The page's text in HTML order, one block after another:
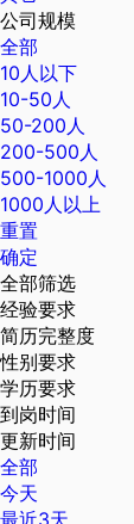
公司规模
全部
10人以下
10-50人
50-200人
200-500人
500-1000人
1000人以上
重置
确定
全部筛选
经验要求
简历完整度
性别要求
学历要求
到岗时间
更新时间
全部
今天